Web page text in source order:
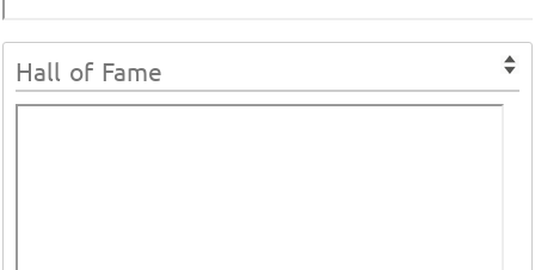
Hall of Fame